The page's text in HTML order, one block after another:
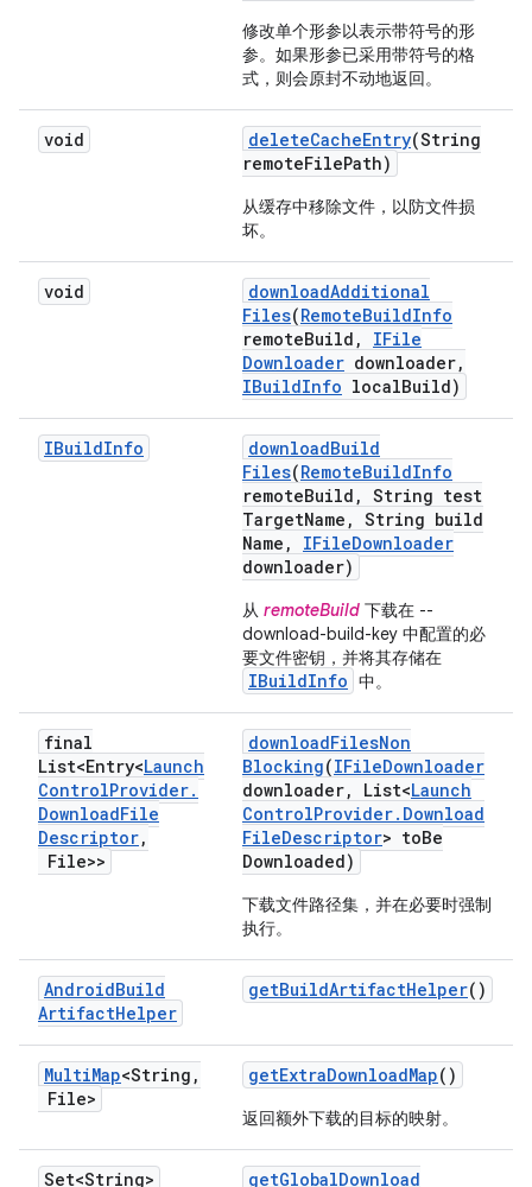
修改单个形参以表示带符号的形
参。如果形参已采用带符号的格
式，则会原封不动地返回。
void deleteCacheEntry(String
remoteFilePath)
从缓存中移除文件，以防文件损
坏。
void downloadAdditional
Files(RemoteBuildInfo
remoteBuild ,
IFile
Downloader downloader,
IBuildInfo localBuild)
IBuildInfo downloadBuild
Files(RemoteBuildInfo
remoteBuild , String test
TargetName , String build
Name , IFileDownloader
downloader)
从 remoteBuild 下载在 --
download-build-key 中配置的必
要文件密钥，并将其存储在
IBuildInfo 中。
final
List<Entry<Launch
ControlProvider.
DownloadFile
Descriptor,
File>>
downloadFilesNon
Blocking(IFileDownloader
downloader, List<Launch
ControlProvider. Download
FileDescriptor> toBe
Downloaded)
下载文件路径集，并在必要时强制
执行。
AndroidBuild
ArtifactHelper
getBuildArtifactHelper()
MultiMap<String ,
File>
getExtraDownloadMap()
返回额外下载的目标的映射。
Set<String> getGlobalDownload